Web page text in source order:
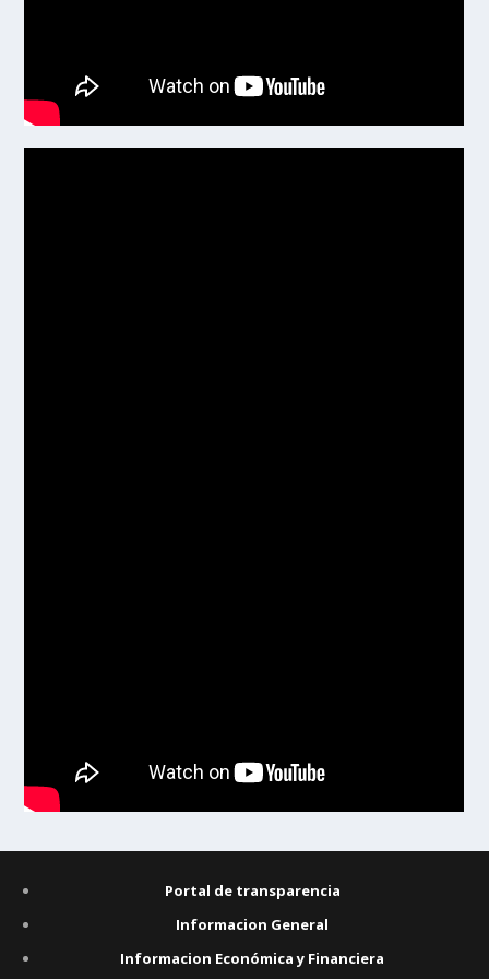
Portal de transparencia
Informacion General
Informacion Económica y Financiera